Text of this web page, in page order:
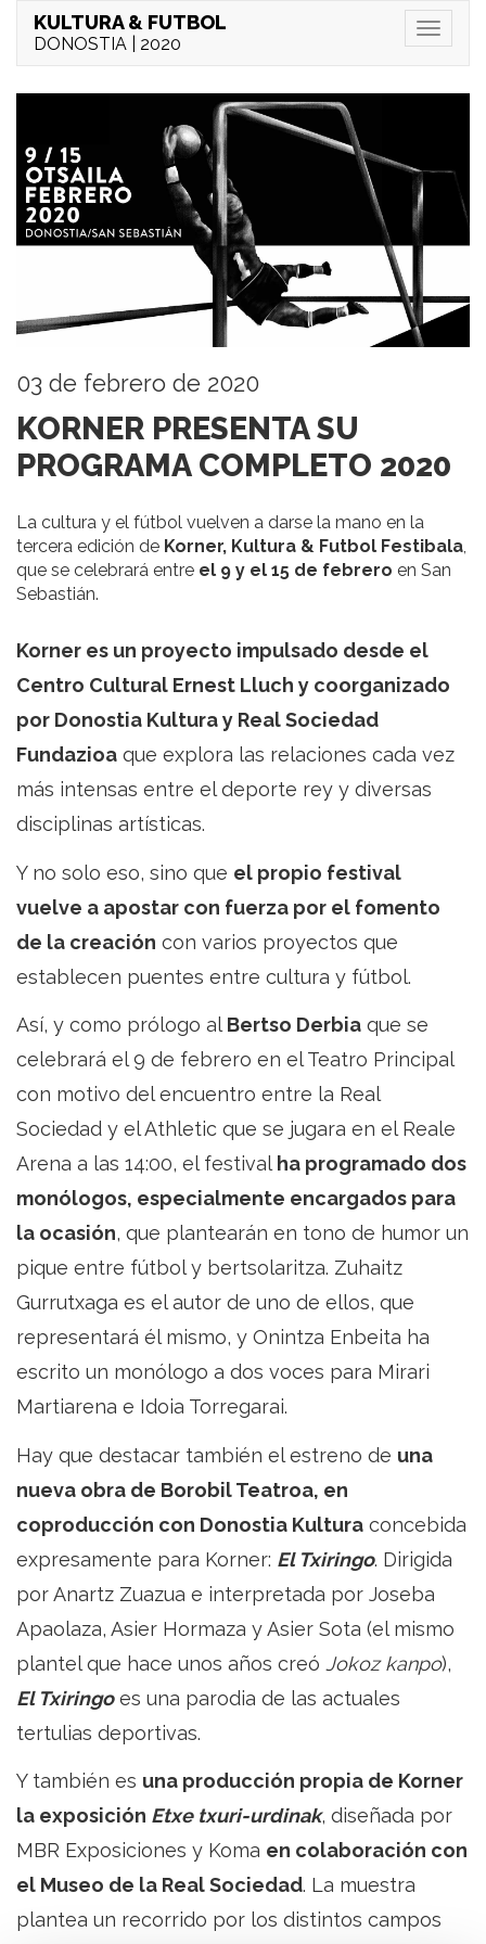
Menu
KULTURA & FUTBOL
DONOSTIA | 2020
03 de febrero de 2020
KORNER PRESENTA SU
PROGRAMA COMPLETO 2020
La cultura y el fútbol vuelven a darse la mano en la
tercera edición de Korner, Kultura & Futbol Festibala,
que se celebrará entre el 9 y el 15 de febrero en San
Sebastián.
Korner es un proyecto impulsado desde el
Centro Cultural Ernest Lluch y coorganizado
por Donostia Kultura y Real Sociedad
Fundazioa que explora las relaciones cada vez
más intensas entre el deporte rey y diversas
disciplinas artísticas.
Y no solo eso, sino que el propio festival
vuelve a apostar con fuerza por el fomento
de la creación con varios proyectos que
establecen puentes entre cultura y fútbol.
Así, y como prólogo alBertso Derbia que se
celebrará el 9 de febrero en el Teatro Principal
con motivo del encuentro entre la Real
Sociedad y el Athletic que se jugara en el Reale
Arena a las 14:00, el festival ha programado dos
monólogos, especialmente encargados para
la ocasión, que plantearán en tono de humor un
pique entre fútbol y bertsolaritza. Zuhaitz
Gurrutxaga es el autor de uno de ellos, que
representará él mismo, y Onintza Enbeita ha
escrito un monólogo a dos voces para Mirari
Martiarena e Idoia Torregarai.
Hay que destacar también el estreno de una
nueva obra de Borobil Teatroa, en
coproducción con Donostia Kultura concebida
expresamente para Korner: El Txiringo. Dirigida
por Anartz Zuazua e interpretada por Joseba
Apaolaza, Asier Hormaza y Asier Sota (el mismo
plantel que hace unos años creó Jokoz kanpo),
El Txiringoes una parodia de las actuales
tertulias deportivas.
Y también es una producción propia de Korner
la exposición Etxe txuri-urdinak, diseñada por
MBR Exposiciones y Koma en colaboración con
el Museo de la Real Sociedad. La muestra
plantea un recorrido por los distintos campos